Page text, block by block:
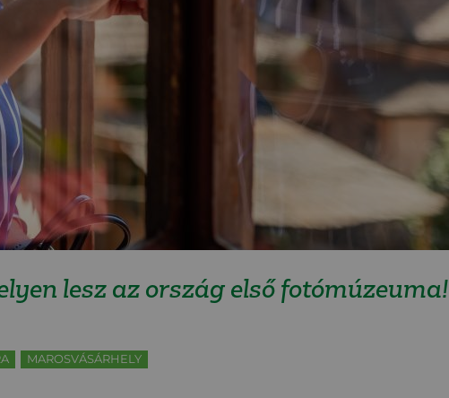
lesz az ország első fotómúzeuma!
MAROSVÁSÁRHELY